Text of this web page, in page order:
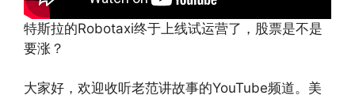
特斯拉的Robotaxi终于上线试运营了，股票是不是
要涨？
大家好，欢迎收听老范讲故事的YouTube频道。美